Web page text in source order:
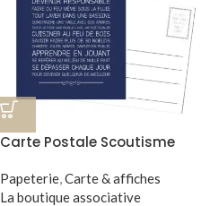
Carte Postale Scoutisme
Papeterie,Carte & affiches
La boutique associative